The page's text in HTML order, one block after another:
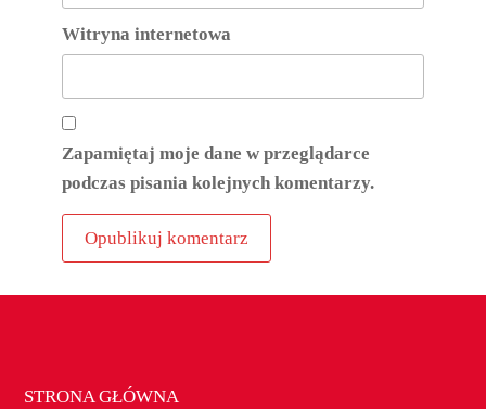
Witryna internetowa
Zapamiętaj moje dane w przeglądarce
podczas pisania kolejnych komentarzy.
STRONA GŁÓWNA